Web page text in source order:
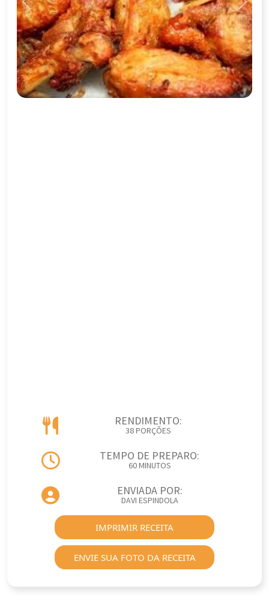
Previous Next
RENDIMENTO:
38 PORÇÕES
TEMPO DE PREPARO:
60 MINUTOS
ENVIADA POR:
DAVI ESPINDOLA
IMPRIMIR RECEITA
ENVIE SUA FOTO DA RECEITA